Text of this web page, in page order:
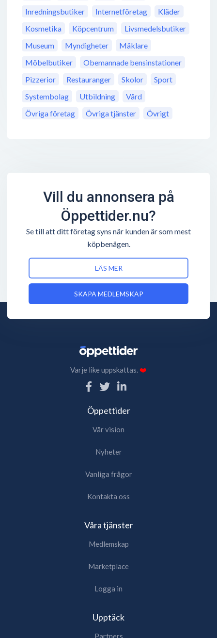
Inredningsbutiker
Internetföretag
Kläder
Kosmetika
Köpcentrum
Livsmedelsbutiker
Museum
Myndigheter
Mäklare
Möbelbutiker
Obemannade bensinstationer
Pizzerior
Restauranger Skolor
Sport
Systembolag
Utbildning
Vård
Övriga företag
Övriga tjänster Övrigt
Vill du annonsera på
Öppettider.nu?
Se till att ditt företag syns när kunden är som mest
köpbenägen.
LÄS MER
SKAPA MEDLEMSKAP
Varje like uppskattas.❤️
Öppettider
Vår vision
Nyheter
Vanliga frågor
Kontakta oss
Våra tjänster
Medlemskap
Marketplace
Logga in
Upptäck
Partners